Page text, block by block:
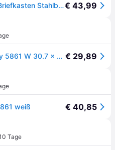
Burg Wächter DAILY 5861 W Briefkasten Stahlblech Weiß Schlüsselschloss€ 43,99
Burg Wächter Briefkasten Daily 5861 W 30.7 x 22.5 x 75 cm - Weiß € 29,89
weiß € 40,85
Tage